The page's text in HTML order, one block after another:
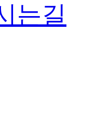
는길